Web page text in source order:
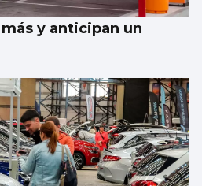
y anticipan un